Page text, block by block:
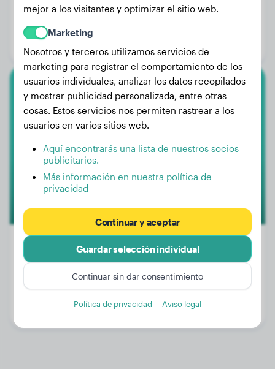
Peso:
Edad:
Género:
Lagotto Romagnolo
Lupa
Edad:
3 años, 4 meses
mejor a los visitantes y optimizar el sitio web.
Marketing
Nosotros y terceros utilizamos servicios de
marketing para registrar el comportamiento de los
usuarios individuales, analizar los datos recopilados
y mostrar publicidad personalizada, entre otras
cosas. Estos servicios nos permiten rastrear a los
usuarios en varios sitios web.
Aquí encontrarás una lista de nuestros socios
publicitarios.
Más información en nuestra política de
privacidad
Continuar y aceptar
Guardar selección individual
Continuar sin dar consentimiento
Política de privacidad Aviso legal